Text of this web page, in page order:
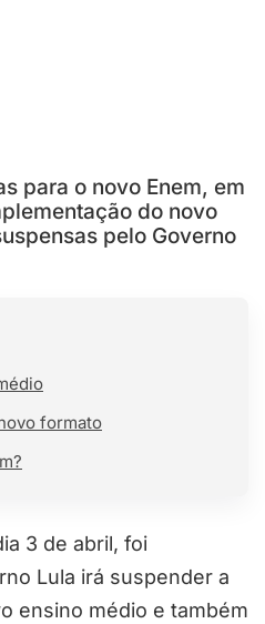
para o novo Enem, em
do novo
pelo Governo
formato
3 de abril, foi
Lula irá suspender a
ensino médio e também